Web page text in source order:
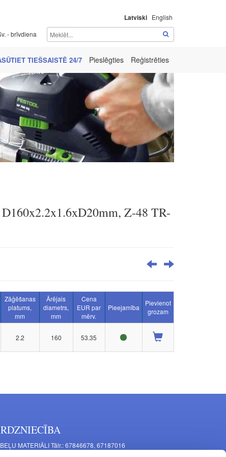
Latviski English
- brīvdiena
TIEŠSAISTĒ 24/7 Pieslēgties Reģistrēties
Z-48 TR-
Zāģēšanas
platums,
mm
Ārējais
diametrs,
mm
Cena
EUR par
mērv.
Pieejamība
Pievienot
grozam
2.2 160 53.35
MATERIĀLI Tālr.: 67846678, 67187016